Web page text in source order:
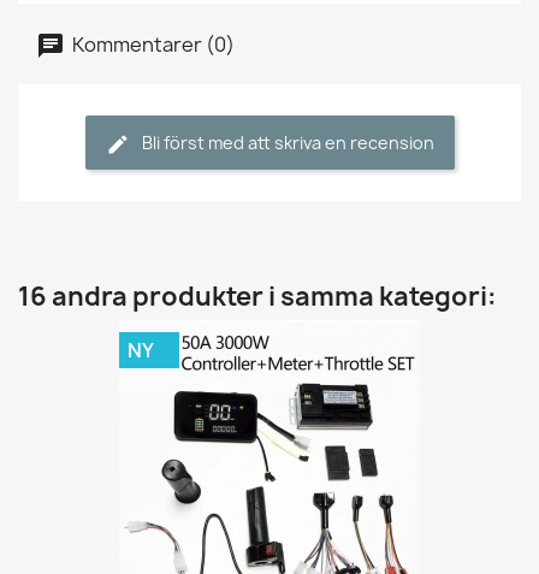
Kommentarer (0)
Bli först med att skriva en recension
16 andra produkter i samma kategori:
NY